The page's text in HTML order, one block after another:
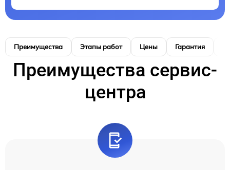
Преимущества Этапы работ Цены Гарантия
Преимущества сервис-
центра